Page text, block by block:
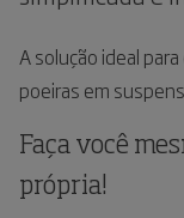
A solução ideal
poeiras em
Faça você
própria!